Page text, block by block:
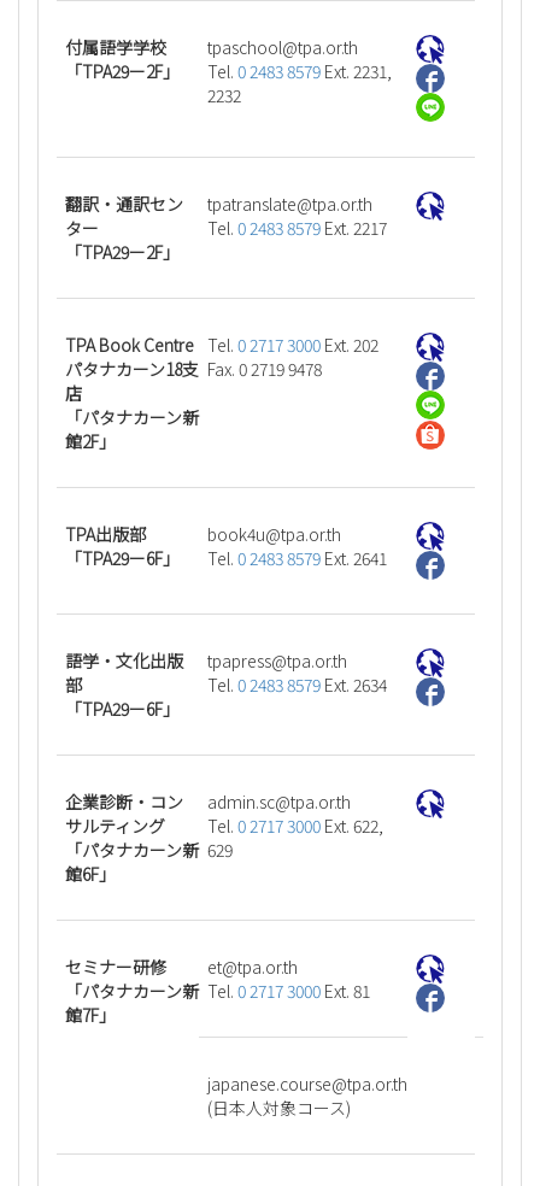
付属語学学校
「TPA29ー2F」
ht.ro.apt@loohcsapt
Tel. 0 2483 8579 Ext. 2231,
2232
翻訳・通訳セン
ター
「TPA29ー2F」
ht.ro.apt@etalsnartapt
Tel. 0 2483 8579 Ext. 2217
TPA Book Centre
パタナカーン18支
店
「パタナカーン新
館2F」
Tel. 0 2717 3000 Ext. 202
Fax. 0 2719 9478
TPA出版部
「TPA29ー6F」
ht.ro.apt@u4koob
Tel. 0 2483 8579 Ext. 2641
語学・文化出版
部
「TPA29ー6F」
ht.ro.apt@sserpapt
Tel. 0 2483 8579 Ext. 2634
企業診断・コン
サルティング
「パタナカーン新
館6F」
ht.ro.apt@cs.nimda
Tel. 0 2717 3000 Ext. 622,
629
セミナー研修
「パタナカーン新
館7F」
ht.ro.apt@te
Tel. 0 2717 3000 Ext. 81
ht.ro.apt@esruoc.esenapaj
(日本人対象コース)